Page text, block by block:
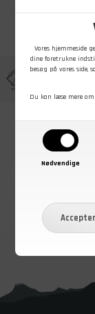
Vores hjemmeside
dine foretrukne
besøg på vores
Du kan læse mere
Nødvendige